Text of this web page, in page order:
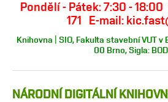
Pondělí - Pátek: 7:30 -
171 E-mail:
Knihovna | SIO, Fakulta stavební VUT v
00 Brno, Sigla: BOD
NÁRODNÍ DIGITÁLNÍ